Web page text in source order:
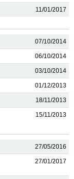
11/01/2017
07/10/2014
06/10/2014
03/10/2014
01/12/2013
18/11/2013
15/11/2013
27/05/2016
27/01/2017